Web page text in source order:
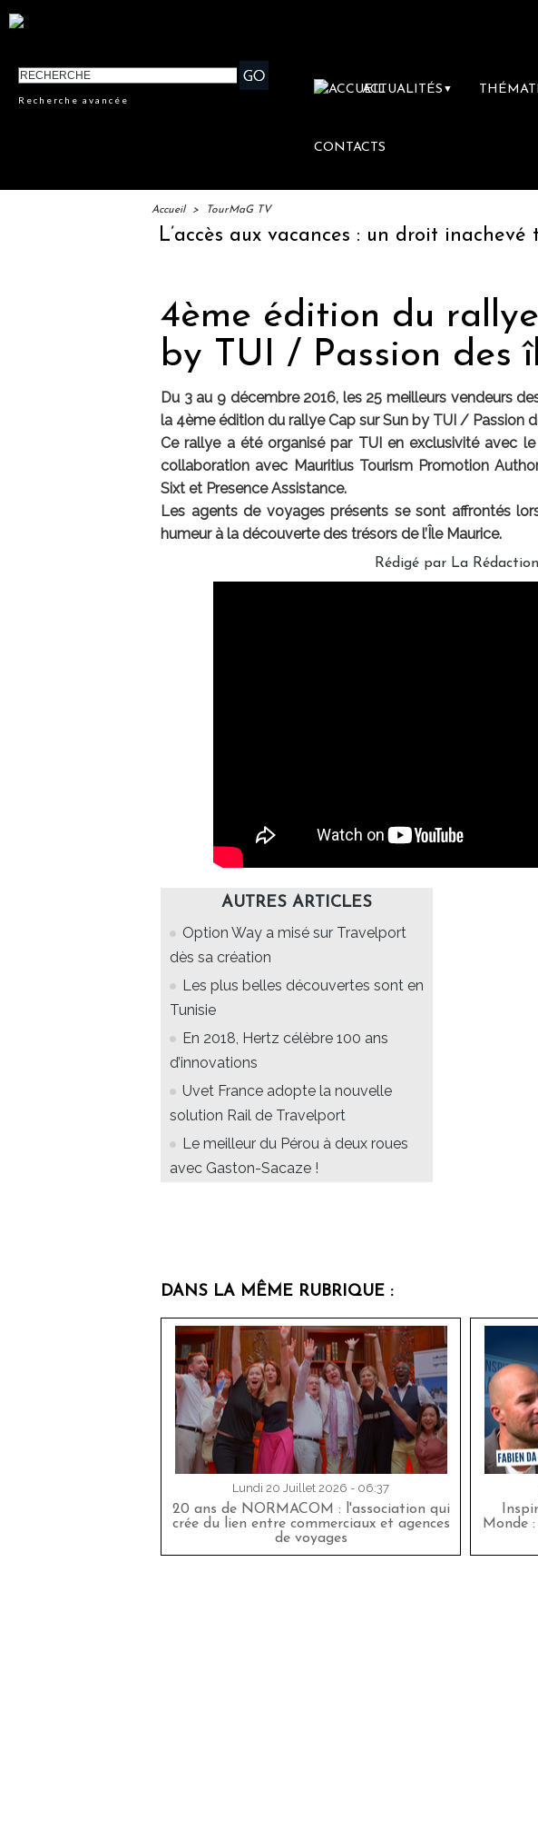
Recherche avancée
ACTUALITÉS ▼
CONTACTS
Accueil > TourMaG TV
L’accès aux vacances : un droit inachevé
4ème édition du
by TUI / Passion des
Du 3 au 9 décembre 2016, les 25 meilleurs vendeurs
la 4ème édition du rallye Cap sur Sun by TUI / Passion
Ce rallye a été organisé par TUI en exclusivité avec
collaboration avec Mauritius Tourism Promotion
Sixt et Presence Assistance.
Les agents de voyages présents se sont affrontés
humeur à la découverte des trésors de l’Île Maurice.
Rédigé par La Rédaction
AUTRES ARTICLES
Option Way a misé sur Travelport
dès sa création
Les plus belles découvertes sont en
Tunisie
En 2018, Hertz célèbre 100 ans
d’innovations
Uvet France adopte la nouvelle
solution Rail de Travelport
Le meilleur du Pérou à deux roues
avec Gaston-Sacaze !
DANS LA MÊME RUBRIQUE :
Lundi 20 Juillet 2026 - 06:37
20 ans de NORMACOM : l'association qui
crée du lien entre commerciaux et agences
de voyages
Monde